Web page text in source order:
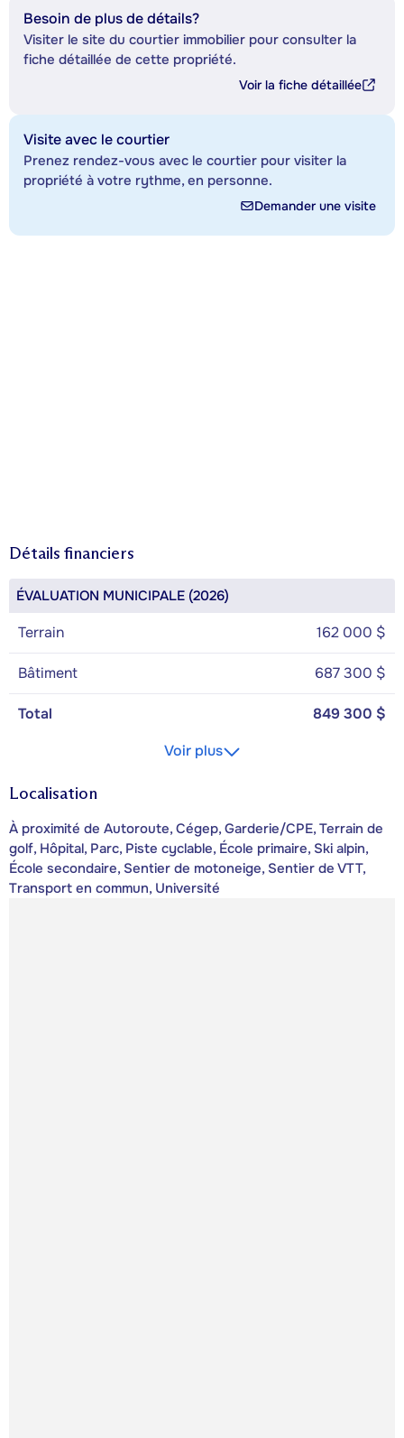
Besoin de plus de détails?
Visiter le site du courtier immobilier pour consulter la
fiche détaillée de cette propriété.
Voir la fiche détaillée
Visite avec le courtier
Prenez rendez-vous avec le courtier pour visiter la
propriété à votre rythme, en personne.
Demander une visite
Détails financiers
ÉVALUATION MUNICIPALE (2026)
Terrain 162 000 $
Bâtiment 687 300 $
Total
849 300 $
Voir plus
Localisation
À proximité de Autoroute, Cégep, Garderie/CPE, Terrain de
golf, Hôpital, Parc, Piste cyclable, École primaire, Ski alpin,
École secondaire, Sentier de motoneige, Sentier de VTT,
Transport en commun, Université